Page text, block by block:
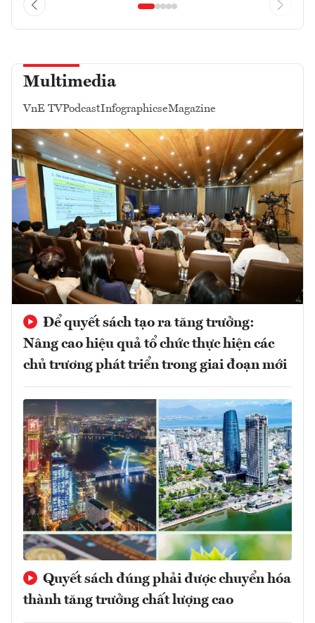
Multimedia
VnE TVPodcastInfographicseMagazine
Để quyết sách tạo ra tăng trưởng:
Nâng cao hiệu quả tổ chức thực hiện các
chủ trương phát triển trong giai đoạn mới
Quyết sách đúng phải được chuyển hóa
thành tăng trưởng chất lượng cao